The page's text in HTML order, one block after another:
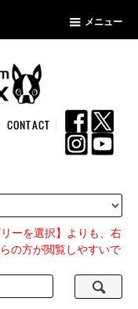
メニュー
CONTACT
ーを選択】よりも、右
の方が閲覧しやすいで